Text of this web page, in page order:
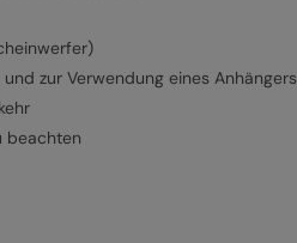
zur Verwendung eines Anhängers
beachten